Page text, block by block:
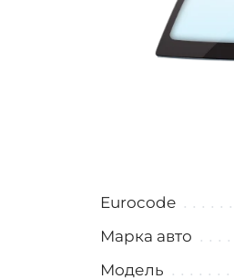
Eurocode
Марка авто
Модель